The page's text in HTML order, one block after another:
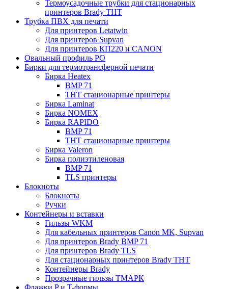
Термоусадочные трубки для стационарных
принтеров Brady THT
Трубка ПВХ для печати
Для принтеров Letatwin
Для принтеров Supvan
Для принтеров КП220 и CANON
Овальный профиль PO
Бирки для термотрансферной печати
Бирка Heatex
BMP 71
THT стационарные принтеры
Бирка Laminat
Бирка NOMEX
Бирка RAPIDO
BMP 71
THT стационарные принтеры
Бирка Valeron
Бирка полиэтиленовая
BMP 71
TLS принтеры
Блокноты
Блокноты
Ручки
Контейнеры и вставки
Гильзы WKM
Для кабельных принтеров Canon MK, Supvan
Для принтеров Brady BMP 71
Для принтеров Brady TLS
Для стационарных принтеров Brady THT
Контейнеры Brady
Прозрачные гильзы ТМАРК
Флажки P и T-формы